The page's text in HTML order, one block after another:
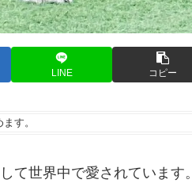
LINE コピー
す。
て世界中で愛されています。